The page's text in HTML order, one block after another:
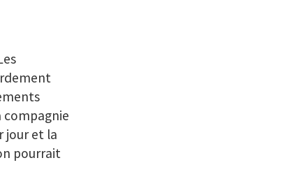
compagnie
jour et la
pourrait